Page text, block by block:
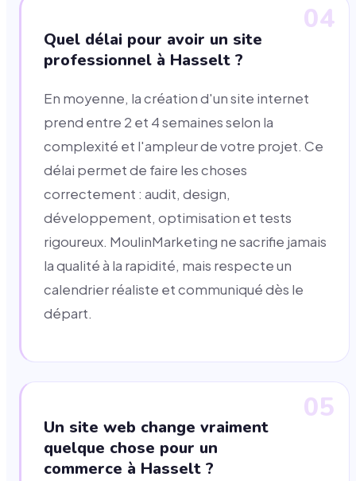
04
Quel délai pour avoir un site
professionnel à Hasselt ?
En moyenne, la création d'un site internet
prend entre 2 et 4 semaines selon la
complexité et l'ampleur de votre projet. Ce
délai permet de faire les choses
correctement : audit, design,
développement, optimisation et tests
rigoureux. MoulinMarketing ne sacrifie jamais
la qualité à la rapidité, mais respecte un
calendrier réaliste et communiqué dès le
départ.
05
Un site web change vraiment
quelque chose pour un
commerce à Hasselt ?